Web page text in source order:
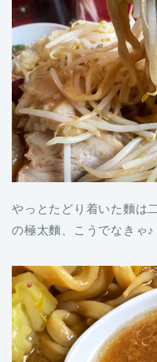
やっとたどり着いた麵は
の極太麵、こうでなきゃ♪